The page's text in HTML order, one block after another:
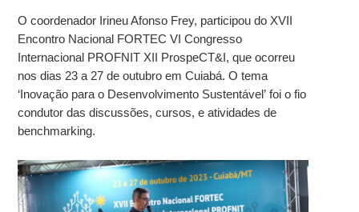
O coordenador Irineu Afonso Frey, participou do XVII
Encontro Nacional FORTEC VI Congresso
Internacional PROFNIT XII ProspeCT&I, que ocorreu
nos dias 23 a 27 de outubro em Cuiabá. O tema
‘Inovação para o Desenvolvimento Sustentável’ foi o fio
condutor das discussões, cursos, e atividades de
benchmarking.